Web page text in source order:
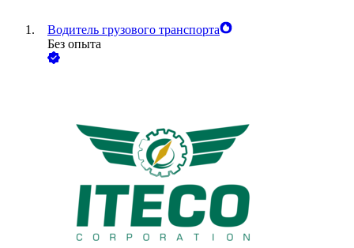
Водитель грузового транспорта
Без опыта